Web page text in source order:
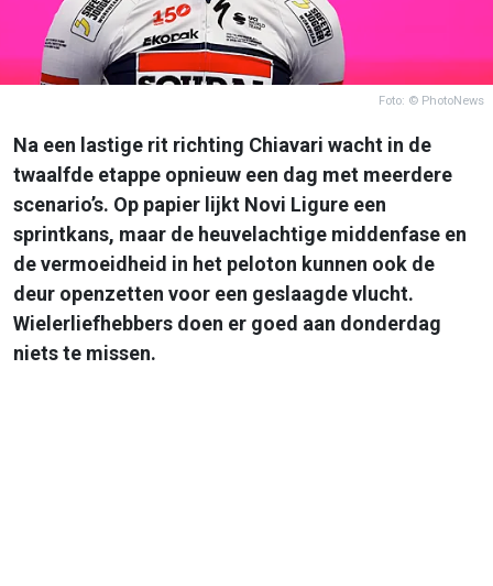
Foto: © PhotoNews
Na een lastige rit richting Chiavari wacht in de
twaalfde etappe opnieuw een dag met meerdere
scenario’s. Op papier lijkt Novi Ligure een
sprintkans, maar de heuvelachtige middenfase en
de vermoeidheid in het peloton kunnen ook de
deur openzetten voor een geslaagde vlucht.
Wielerliefhebbers doen er goed aan donderdag
niets te missen.